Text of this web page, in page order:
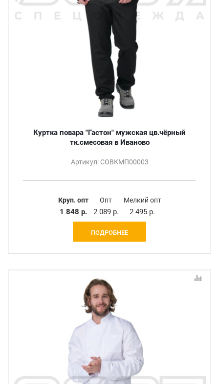
Куртка повара "Гастон" мужская цв.чёрный
тк.смесовая в Иваново
Артикул: СОВКМП00003
Круп. опт
1 848 р.
Опт
2 089 р.
Мелкий опт
2 495 р.
ПОДРОБНЕЕ